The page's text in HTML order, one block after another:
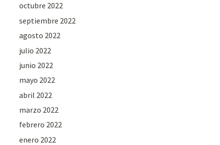
octubre 2022
septiembre 2022
agosto 2022
julio 2022
junio 2022
mayo 2022
abril 2022
marzo 2022
febrero 2022
enero 2022